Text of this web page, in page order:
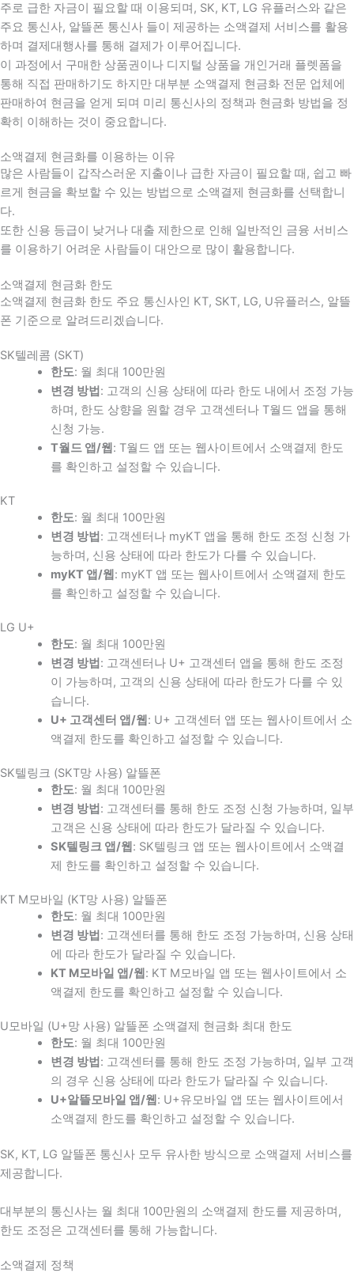
주로 급한 자금이 필요할 때 이용되며, SK, KT, LG 유플러스와 같은
주요 통신사, 알뜰폰 통신사 들이 제공하는 소액결제 서비스를 활용
하며 결제대행사를 통해 결제가 이루어집니다.
이 과정에서 구매한 상품권이나 디지털 상품을 개인거래 플렛폼을
통해 직접 판매하기도 하지만 대부분 소액결제 현금화 전문 업체에
판매하여 현금을 얻게 되며 미리 통신사의 정책과 현금화 방법을 정
확히 이해하는 것이 중요합니다.
소액결제 현금화를 이용하는 이유
많은 사람들이 갑작스러운 지출이나 급한 자금이 필요할 때 , 쉽고 빠
르게 현금을 확보할 수 있는 방법으로 소액결제 현금화를 선택합니
다.
또한 신용 등급이 낮거나 대출 제한으로 인해 일반적인 금융 서비스
를 이용하기 어려운 사람들이 대안으로 많이 활용합니다.
소액결제 현금화 한도
소액결제 현금화 한도 주요 통신사인 KT, SKT, LG, U유플러스, 알뜰
폰 기준으로 알려드리겠습니다.
SK텔레콤 (SKT)
한도: 월 최대 100만원
변경 방법 : 고객의 신용 상태에 따라 한도 내에서 조정 가능
하며, 한도 상향을 원할 경우 고객센터나 T월드 앱을 통해
신청 가능.
T월드 앱/웹 : T월드 앱 또는 웹사이트에서 소액결제 한도
를 확인하고 설정할 수 있습니다.
KT
한도: 월 최대 100만원
변경 방법 : 고객센터나 myKT 앱을 통해 한도 조정 신청 가
능하며, 신용 상태에 따라 한도가 다를 수 있습니다.
myKT 앱/웹 : myKT 앱 또는 웹사이트에서 소액결제 한도
를 확인하고 설정할 수 있습니다.
LG U+
한도: 월 최대 100만원
변경 방법 : 고객센터나 U+ 고객센터 앱을 통해 한도 조정
이 가능하며, 고객의 신용 상태에 따라 한도가 다를 수 있
습니다.
U+ 고객센터 앱/웹 : U+ 고객센터 앱 또는 웹사이트에서 소
액결제 한도를 확인하고 설정할 수 있습니다.
SK텔링크 (SKT망 사용) 알뜰폰
한도: 월 최대 100만원
변경 방법 : 고객센터를 통해 한도 조정 신청 가능하며, 일부
고객은 신용 상태에 따라 한도가 달라질 수 있습니다.
SK텔링크 앱/웹 : SK텔링크 앱 또는 웹사이트에서 소액결
제 한도를 확인하고 설정할 수 있습니다.
KT M모바일 (KT망 사용) 알뜰폰
한도: 월 최대 100만원
변경 방법 : 고객센터를 통해 한도 조정 가능하며, 신용 상태
에 따라 한도가 달라질 수 있습니다.
KT M모바일 앱/웹 : KT M모바일 앱 또는 웹사이트에서 소
액결제 한도를 확인하고 설정할 수 있습니다.
U모바일 (U+망 사용) 알뜰폰 소액결제 현금화 최대 한도
한도: 월 최대 100만원
변경 방법 : 고객센터를 통해 한도 조정 가능하며, 일부 고객
의 경우 신용 상태에 따라 한도가 달라질 수 있습니다.
U+알뜰모바일 앱/웹 : U+유모바일 앱 또는 웹사이트에서
소액결제 한도를 확인하고 설정할 수 있습니다.
SK, KT, LG 알뜰폰 통신사 모두 유사한 방식으로 소액결제 서비스를
제공합니다.
대부분의 통신사는 월 최대 100만원의 소액결제 한도를 제공하며,
한도 조정은 고객센터를 통해 가능합니다.
소액결제 정책